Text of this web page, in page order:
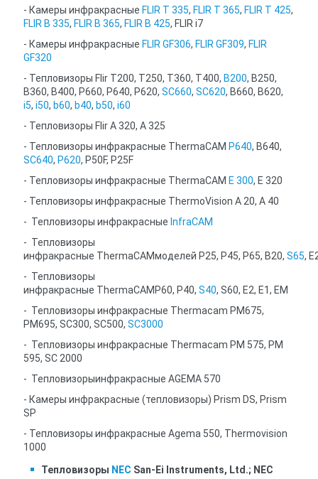
- Камеры инфракрасные FLIR T 335, FLIR T 365, FLIR T 425,
FLIR B 335, FLIR B 365, FLIR B 425, FLIR i7
- Камеры инфракрасные FLIR GF306, FLIR GF309, FLIR
GF320
- Тепловизоры Flir Т200, Т250, Т360, Т400, В200, В250,
В360, В400, Р660, Р640, Р620, SC660, SC620, В660, В620,
i5, i50, b60, b40, b50, i60
- Тепловизоры Flir A 320, A 325
- Тепловизоры инфракрасные ThermaCAM P640, B640,
SC640, P620, P50F, P25F
- Тепловизоры инфракрасные ThermaCAM E 300, E 320
- Тепловизоры инфракрасные ThermoVision A 20, A 40
- Тепловизоры инфракрасные InfraCAM
- Тепловизоры
инфракрасные ThermaCAMмоделей P25, P45, P65, B20, S65,
- Тепловизоры
инфракрасные ThermaCAMP60, P40, S40, S60, E2, E1, EM
- Тепловизоры инфракрасные Thermacam PM675,
PM695, SC300, SC500, SC3000
- Тепловизоры инфракрасные Thermacam PM 575, PM
595, SC 2000
- Тепловизорыинфракрасные AGEMA 570
- Камеры инфракрасные (тепловизоры) Prism DS, Prism
SP
- Тепловизоры инфракрасные Agema 550, Thermovision
1000
Тепловизоры NEC San-Ei Instruments, Ltd.; NEC